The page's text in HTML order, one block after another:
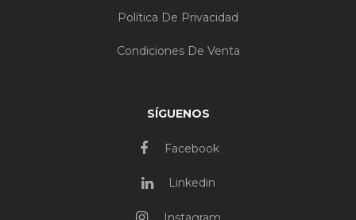
Política De Privacidad
Condiciones De Venta
SÍGUENOS
Facebook
Linkedin